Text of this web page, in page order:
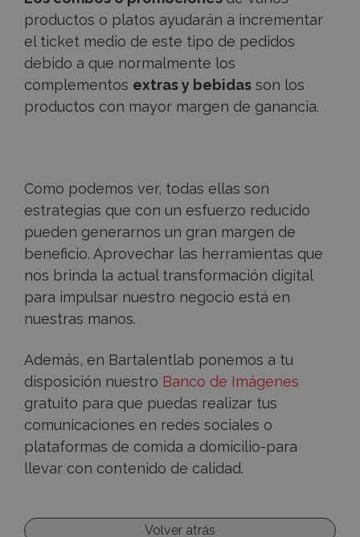
productos o platos ayudarán a incrementar
el ticket medio de este tipo de pedidos
debido a que normalmente los
complementos extras y bebidas son los
productos con mayor margen de ganancia.
Como podemos ver, todas ellas son
estrategias que con un esfuerzo reducido
pueden generarnos un gran margen de
beneficio. Aprovechar las herramientas que
nos brinda la actual transformación digital
para impulsar nuestro negocio está en
nuestras manos.
Además, en Bartalentlab ponemos a tu
disposición nuestro Banco de Imágenes
gratuito para que puedas realizar tus
comunicaciones en redes sociales o
plataformas de comida a domicilio-para
llevar con contenido de calidad.
Volver atrás